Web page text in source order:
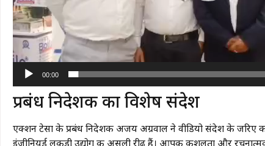
00:00
​प्रबंध निदेशक का विशेष संदेश
एक्शन टेसा के प्रबंध निदेशक अजय अग्रवाल ने वीडियो संदेश के जरिए
इंजीनियर्ड लकड़ी उद्योग की असली रीढ़ हैं। आपकी कुशलता और